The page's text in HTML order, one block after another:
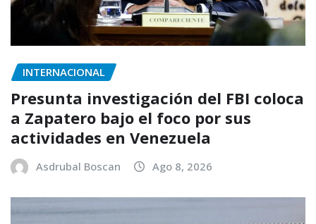
INTERNACIONAL
Presunta investigación del FBI coloca
a Zapatero bajo el foco por sus
actividades en Venezuela
Asdrubal Boscan Ago 8, 2026